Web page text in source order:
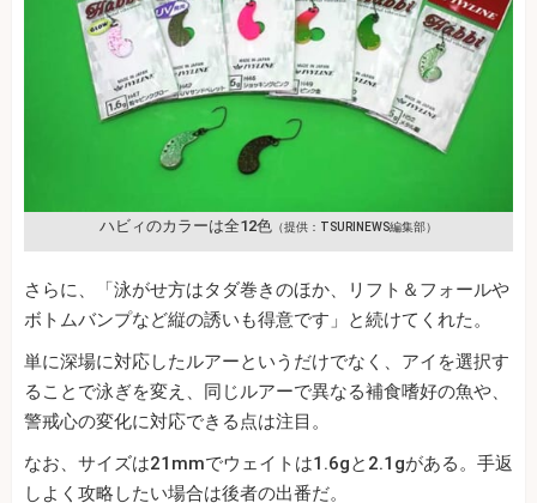
ハビィのカラーは全12色 （提供：TSURINEWS編集部）
さらに、「泳がせ方はタダ巻きのほか、リフト＆フォールや
ボトムバンプなど縦の誘いも得意です」と続けてくれた。
単に深場に対応したルアーというだけでなく、アイを選択す
ることで泳ぎを変え、同じルアーで異なる補食嗜好の魚や、
警戒心の変化に対応できる点は注目。
なお、サイズは21mmでウェイトは1.6gと2.1gがある。手返
しよく攻略したい場合は後者の出番だ。